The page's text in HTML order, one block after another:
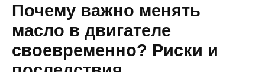
Почему важно менять
масло в двигателе
своевременно? Риски и